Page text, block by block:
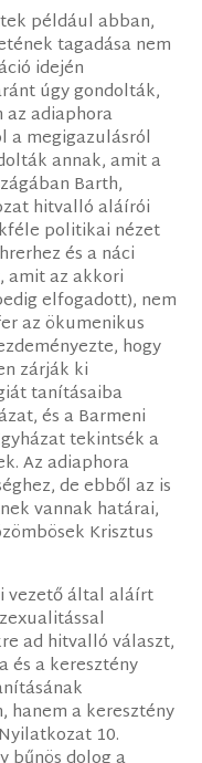
például abban,
tagadása nem
idején
úgy gondolták,
adiaphora
a megigazulásról
annak, amit a
Barth,
hitvalló aláírói
politikai nézet
és a náci
amit az akkori
elfogadott), nem
az ökumenikus
hogy
zárják ki
tanításaiba
és a Barmeni
tekintsék a
Az adiaphora
de ebből az is
vannak határai,
Krisztus
vezető által aláírt
ad hitvalló választ,
és a keresztény
hanem a keresztény
10.